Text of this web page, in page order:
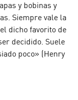
y bobinas y
Siempre vale la
dicho favorito de
decidido. Suele
poco» (Henry